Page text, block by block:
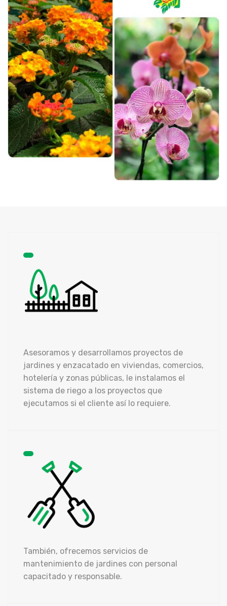
Asesoramos y desarrollamos proyectos de
jardines y enzacatado en viviendas, comercios,
hotelería y zonas públicas, le instalamos el
sistema de riego a los proyectos que
ejecutamos si el cliente así lo requiere.
También, ofrecemos servicios de
mantenimiento de jardines con personal
capacitado y responsable.